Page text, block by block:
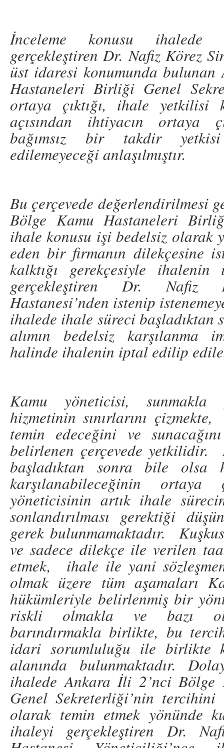
İnceleme konusu
gerçekleştiren Dr. Nafiz Körez
üst idaresi konumunda
Hastaneleri Birliği Genel
ortaya çıktığı, ihale yetkilisi
açısından ihtiyacın ortaya
bağımsız bir takdir yetkisi
edilemeyeceği anlaşılmıştır.
Bu çerçevede değerlendirilmesi
Bölge Kamu Hastaneleri
ihale konusu işi bedelsiz olarak
eden bir firmanın dilekçesine
kalktığı gerekçesiyle
gerçekleştiren Dr. Nafiz
Hastanesi’nden istenip
ihalede ihale süreci başladıktan
alımın bedelsiz karşılanma
halinde ihalenin iptal edilip
Kamu yöneticisi,
hizmetinin sınırlarını
temin edeceğini ve
belirlenen çerçevede yetkilidir.
başladıktan sonra bile olsa
karşılanabileceğinin ortaya
yöneticisinin artık ihale
sonlandırılması gerektiği
gerek bulunmamaktadır.
ve sadece dilekçe ile verilen
etmek, ihale ile yani
olmak üzere tüm aşamaları
hükümleriyle belirlenmiş bir
riskli olmakla ve bazı
barındırmakla birlikte, bu
idari sorumluluğu ile birlikte
alanında bulunmaktadır.
ihalede Ankara İli 2’nci
Genel Sekreterliği’nin
olarak temin etmek yönünde
ihaleyi gerçekleştiren Dr.